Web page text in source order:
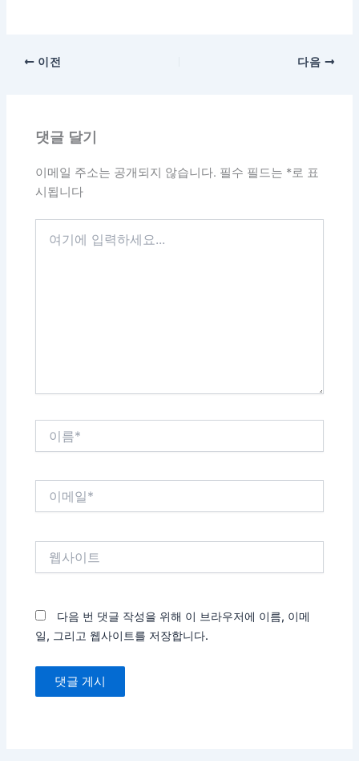
이전 다음
댓글 달기
이메일 주소는 공개되지 않습니다. 필수 필드는 *로 표
시됩니다
다음 번 댓글 작성을 위해 이 브라우저에 이름, 이메
일, 그리고 웹사이트를 저장합니다.